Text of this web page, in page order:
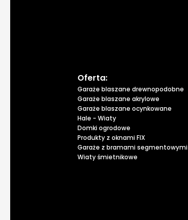
Oferta:
Garaże blaszane drewnopodobne
Garaże blaszane akrylowe
Garaże blaszane ocynkowane
Hale - Wiaty
Domki ogrodowe
Produkty z oknami FIX
Garaże z bramami segmentowymi
Wiaty śmietnikowe